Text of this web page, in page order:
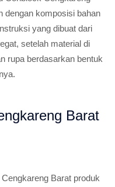
dengan komposisi bahan
yang dibuat dari
setelah material di
rupa berdasarkan bentuk
Barat
Barat produk